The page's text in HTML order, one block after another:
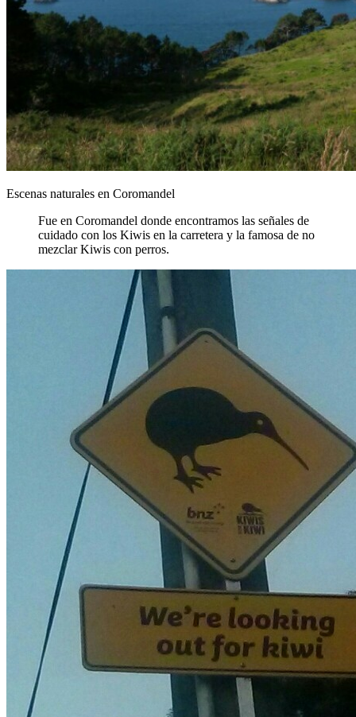
Escenas naturales en Coromandel
Fue en Coromandel donde encontramos las señales de
cuidado con los Kiwis en la carretera y la famosa de no
mezclar Kiwis con perros.